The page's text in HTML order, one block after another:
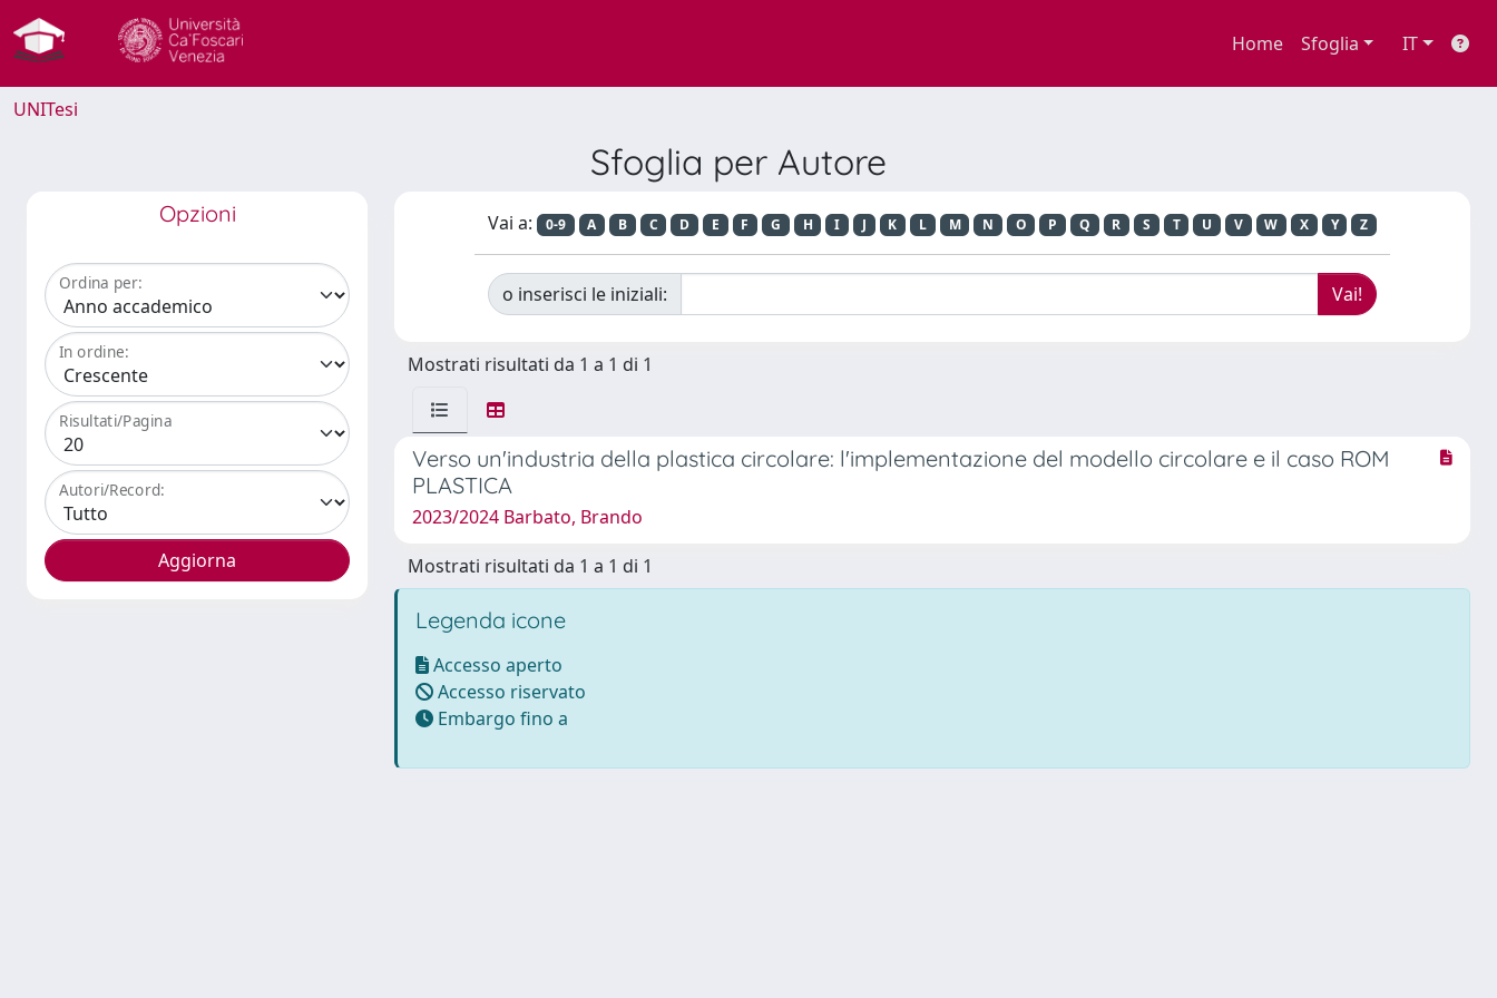
Home Sfoglia IT
UNITesi
Sfoglia per Autore
Opzioni
Ordina per:
In ordine:
Risultati/Pagina
Autori/Record:
Vai a: 0-9 A B C D E F G H I J K L M N O P Q R S T U V W X Y Z
o inserisci le iniziali:
Mostrati risultati da 1 a 1 di 1
Verso un'industria della plastica circolare: l'implementazione del modello circolare e il caso ROM
PLASTICA
2023/2024 Barbato, Brando
Mostrati risultati da 1 a 1 di 1
Legenda icone
Accesso aperto
Accesso riservato
Embargo fino a